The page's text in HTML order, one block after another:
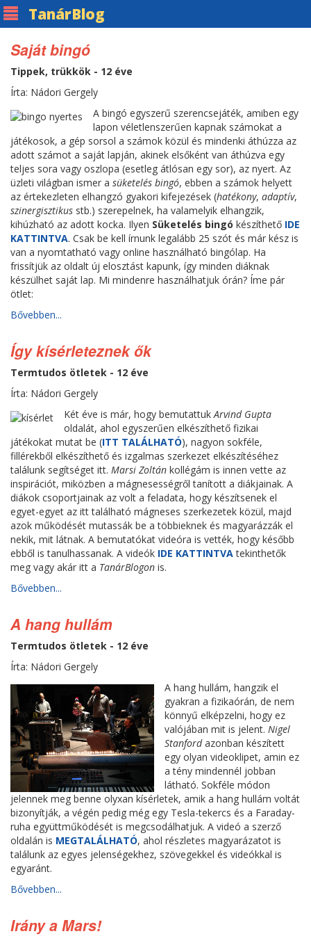
TanárBlog
Saját bingó
Tippek, trükkök - 12 éve
Írta: Nádori Gergely
A bingó egyszerű szerencsejáték, amiben egy
lapon véletlenszerűen kapnak számokat a
játékosok, a gép sorsol a számok közül és mindenki áthúzza az
adott számot a saját lapján, akinek elsőként van áthúzva egy
teljes sora vagy oszlopa (esetleg átlósan egy sor), az nyert. Az
üzleti világban ismer a süketelés bingó, ebben a számok helyett
az értekezleten elhangzó gyakori kifejezések (hatékony, adaptív,
szinergisztikus stb.) szerepelnek, ha valamelyik elhangzik,
kihúzható az adott kocka. Ilyen Süketelés bingó készíthető IDE
KATTINTVA. Csak be kell írnunk legalább 25 szót és már kész is
van a nyomtatható vagy online használható bingólap. Ha
frissítjük az oldalt új elosztást kapunk, így minden diáknak
készülhet saját lap. Mi mindenre használhatjuk órán? Íme pár
ötlet:
Bővebben...
Így kísérleteznek ők
Termtudos ötletek - 12 éve
Írta: Nádori Gergely
Két éve is már, hogy bemutattukArvind Gupta
oldalát, ahol egyszerűen elkészíthető fizikai
játékokat mutat be (ITT TALÁLHATÓ), nagyon sokféle,
fillérekből elkészíthető és izgalmas szerkezet elkészítéséhez
találunk segítséget itt. Marsi Zoltán kollégám is innen vette az
inspirációt, miközben a mágnesességről tanított a diákjainak. A
diákok csoportjainak az volt a feladata, hogy készítsenek el
egyet-egyet az itt található mágneses szerkezetek közül, majd
azok működését mutassák be a többieknek és magyarázzák el
nekik, mit látnak. A bemutatókat videóra is vették, hogy később
ebből is tanulhassanak. A videók IDE KATTINTVAtekinthetők
meg vagy akár itt a TanárBlogon is.
Bővebben...
A hang hullám
Termtudos ötletek - 12 éve
Írta: Nádori Gergely
A hang hullám, hangzik el
gyakran a fizikaórán, de nem
könnyű elképzelni, hogy ez
valójában mit is jelent. Nigel
Stanfordazonban készített
egy olyan videoklipet, amin ez
a tény mindennél jobban
látható. Sokféle módon
jelennek meg benne olyxan kísérletek, amik a hang hullám voltát
bizonyítják, a végén pedig még egy Tesla-tekercs és a Faraday-
ruha együttműködését is megcsodálhatjuk. A videó a szerző
oldalán is MEGTALÁLHATÓ, ahol részletes magyarázatot is
találunk az egyes jelenségekhez, szövegekkel és videókkal is
egyaránt.
Bővebben...
Irány a Mars!